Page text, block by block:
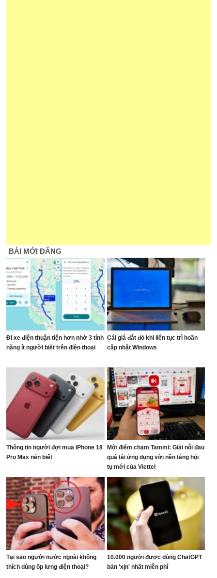
BÀI MỚI ĐĂNG
Đi xe điện thuận tiện hơn nhờ 3 tính
năng ít người biết trên điện thoại
Cái giá đắt đỏ khi liên tục trì hoãn
cập nhật Windows
Thông tin người đợi mua iPhone 18
Pro Max nên biết
Một điểm chạm Tammi: Giải nỗi đau
quá tải ứng dụng với nền tảng hội
tụ mới của Viettel
Tại sao người nước ngoài không
thích dùng ốp lưng điện thoại?
10.000 người được dùng ChatGPT
bản 'xịn' nhất miễn phí